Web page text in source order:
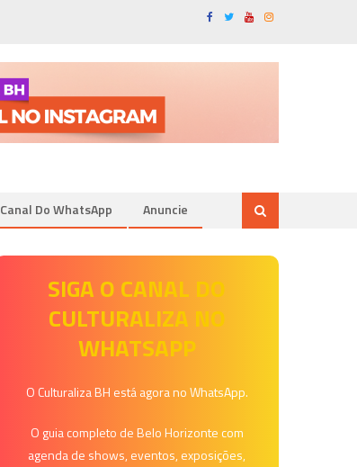
Canal Do WhatsApp Anuncie
SIGA O CANAL DO
CULTURALIZA NO
WHATSAPP
O Culturaliza BH está agora no WhatsApp.
O guia completo de Belo Horizonte com
agenda de shows, eventos, exposições,